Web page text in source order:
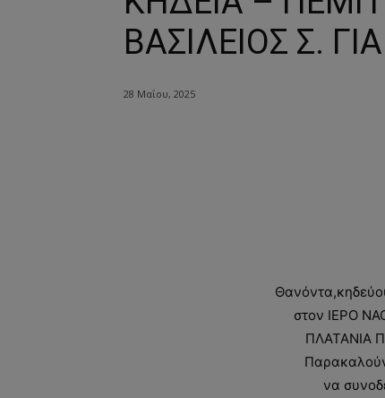
ΒΑΣΙΛΕΙΟΣ Σ.
28 Μαΐου, 2025
στον ΙΕΡΟ
ΠΛΑΤΑΝΙΑ
να